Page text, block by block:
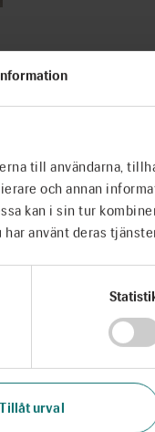
till användarna,
och annan
kan i sin tur
använt deras
Tillåt urval